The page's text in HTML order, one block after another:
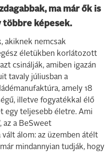
ma már ők is
többre képesek.
akiknek nemcsak
életükben korlátozott
csinálják, amiben igazán
tavaly júliusban a
amely 18
illetve fogyatékkal élő
egy teljesebb életre. Ami
az a BeSweet
álom: az üzemben átélt
mindannyian tudják, hogy